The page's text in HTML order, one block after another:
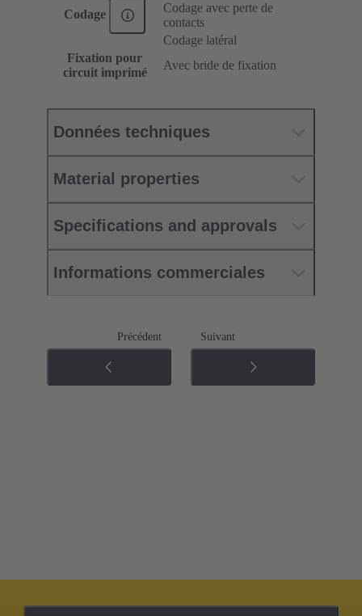
Codage
Codage avec perte de
contacts
Codage latéral
Fixation pour
circuit imprimé
Avec bride de fixation
Données techniques
Material properties
Specifications and approvals
Informations commerciales
Précédent Suivant